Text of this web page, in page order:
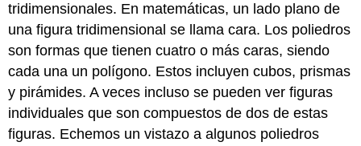
tridimensionales. En matemáticas, un lado plano de
una figura tridimensional se llama cara. Los poliedros
son formas que tienen cuatro o más caras, siendo
cada una un polígono. Estos incluyen cubos, prismas
y pirámides. A veces incluso se pueden ver figuras
individuales que son compuestos de dos de estas
figuras. Echemos un vistazo a algunos poliedros